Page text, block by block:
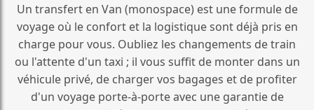
Un transfert en Van (monospace) est une formule de
voyage où le confort et la logistique sont déjà pris en
charge pour vous. Oubliez les changements de train
ou l'attente d'un taxi ; il vous suffit de monter dans un
véhicule privé, de charger vos bagages et de profiter
d'un voyage porte-à-porte avec une garantie de